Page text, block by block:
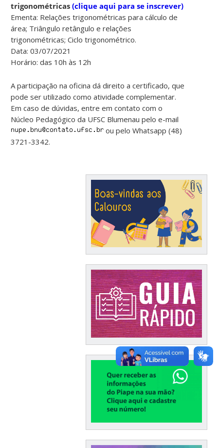
trigonométricas (clique aqui para se inscrever)
Ementa: Relações trigonométricas para cálculo de
área; Triângulo retângulo e relações
trigonométricas; Ciclo trigonométrico.
Data: 03/07/2021
Horário: das 10h às 12h
A participação na oficina dá direito a certificado, que
pode ser utilizado como atividade complementar.
Em caso de dúvidas, entre em contato com o
Núcleo Pedagógico da UFSC Blumenau pelo e-mail
ou pelo Whatsapp (48)
3721-3342.